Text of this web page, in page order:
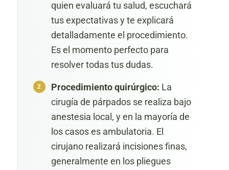
quien evaluará tu salud, escuchará
tus expectativas y te explicará
detalladamente el procedimiento.
Es el momento perfecto para
resolver todas tus dudas.
Procedimiento quirúrgico: La
cirugía de párpados se realiza bajo
anestesia local, y en la mayoría de
los casos es ambulatoria. El
cirujano realizará incisiones finas,
generalmente en los pliegues